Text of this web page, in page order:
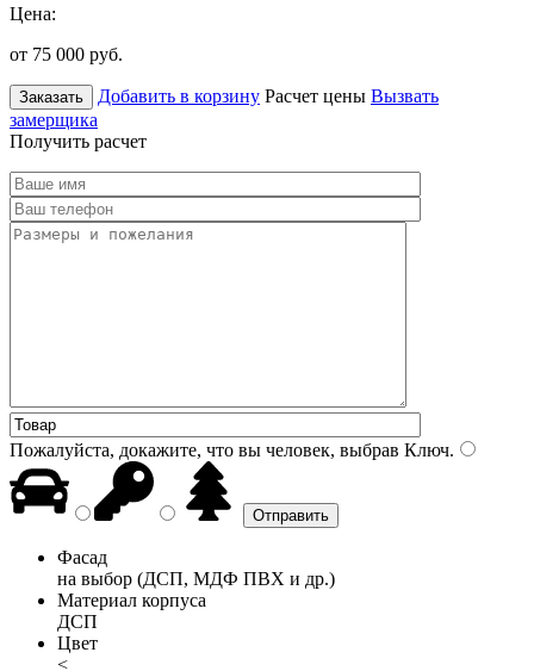
Цена:
от 75 000 руб.
Заказать Добавить в корзину Расчет цены Вызвать
замерщика
Получить расчет
Пожалуйста, докажите, что вы человек, выбрав Ключ.
Фасад
на выбор (ДСП, МДФ ПВХ и др.)
Материал корпуса
ДСП
Цвет
<